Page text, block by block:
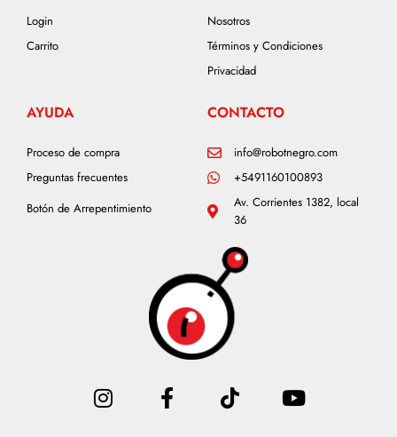
Login
Carrito
Nosotros
Términos y Condiciones
Privacidad
AYUDA
Proceso de compra
Preguntas frecuentes
Botón de Arrepentimiento
CONTACTO
info@robotnegro.com
+5491160100893
Av. Corrientes 1382, local
36